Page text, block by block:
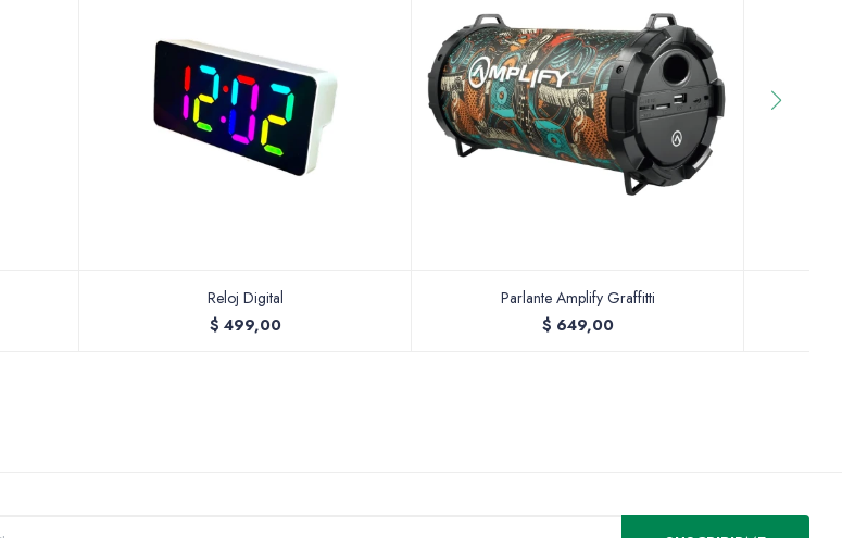
Reloj Digital
$ 499,00
Parlante Amplify Graffitti
$ 649,00